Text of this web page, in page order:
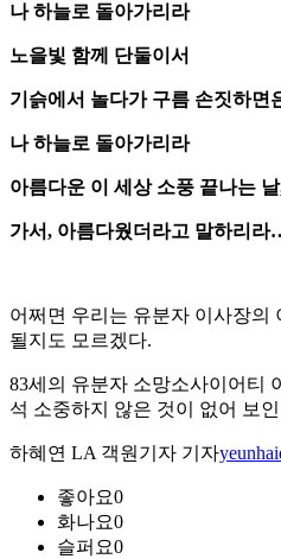
나 하늘로 돌아가리라
노을빛 함께 단둘이서
기슭에서 놀다가 구름 손짓하면
나 하늘로 돌아가리라
아름다운 이 세상 소풍 끝나는
가서, 아름다웠더라고 말하리라
어쩌면 우리는 유분자 이사장의
될지도 모르겠다.
83세의 유분자 소망소사이어티
석 소중하지 않은 것이 없어 보
하혜연 LA 객원기자 기자
좋아요0
화나요0
슬퍼요0